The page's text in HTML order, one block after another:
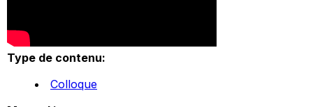
Type de contenu:
Colloque